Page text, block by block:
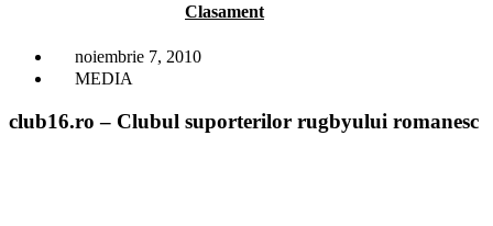
Clasament
noiembrie 7, 2010
MEDIA
club16.ro – Clubul suporterilor rugbyului romanesc